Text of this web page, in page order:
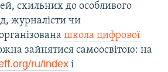
схильних до особливого
журналісти чи
школа цифрової
зайнятися самоосвітою: на
ru/index і